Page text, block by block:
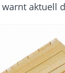
aktuell